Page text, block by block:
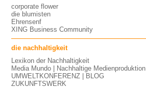
corporate flower
die blumisten
Ehrensenf
XING Business Community
die nachhaltigkeit
Lexikon der Nachhaltigkeit
Media Mundo | Nachhaltige Medienproduktion
UMWELTKONFERENZ | BLOG
ZUKUNFTSWERK